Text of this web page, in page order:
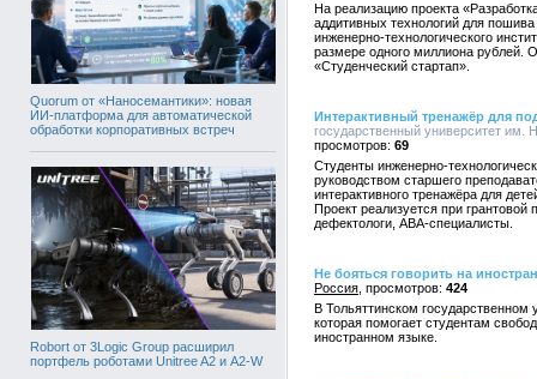
Quorum от «Наносемантики»: новая
ИИ-платформа для автоматической
обработки корпоративных встреч
Robort от 3Logic Group расширил
портфель роботами Unitree A2 и A2-W
На реализацию проекта
аддитивных технологий для
инженерно-технологического
размере одного миллиона рублей.
«Студенческий стартап».
Интерактивный тренажёр для
государственный университет им.
69
Студенты инженерно-
руководством старшего
интерактивного тренажёра для
Проект реализуется при грантовой
дефектологи, АВА-специалисты.
Не бояться говорить на
Россия
424
В Тольяттинском государственном
которая помогает студентам
иностранном языке.